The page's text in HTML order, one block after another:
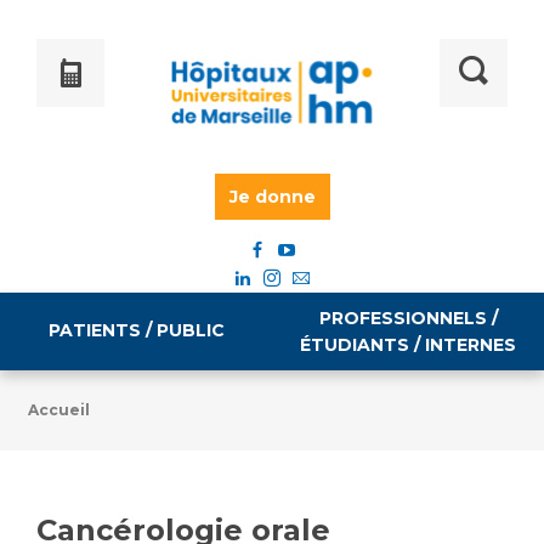
Je donne
PATIENTS / PUBLIC
PROFESSIONNELS /
ÉTUDIANTS / INTERNES
Emploi / formation
Accueil
Cancérologie orale